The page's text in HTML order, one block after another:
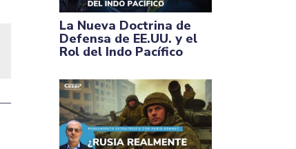
La Nueva Doctrina de
Defensa de EE.UU. y el
Rol del Indo Pacífico